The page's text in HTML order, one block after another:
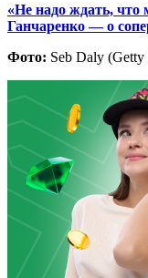
«Не надо ждать,
Ганчаренко — о
Фото: Seb Daly (Getty